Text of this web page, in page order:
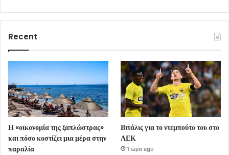
Recent
Η «οικονομία της ξαπλώστρας»
και πόσο κοστίζει μια μέρα στην
παραλία
Βιτάλις για το ντεμπούτο του στο
ΑΕΚ
1 ώρα ago